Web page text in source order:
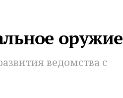
оружие
ведомства с